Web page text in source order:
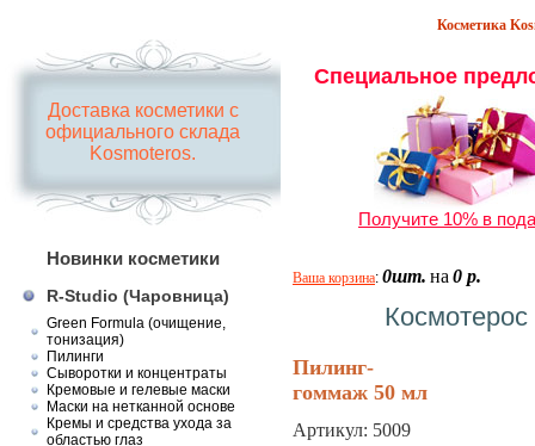
Косметика
Доставка косметики с
официального склада
Kosmoteros.
Новинки косметики
R-Studio (Чаровница)
Green Formula (очищение,
тонизация)
Пилинги
Сыворотки и концентраты
Кремовые и гелевые маски
Маски на нетканной основе
Кремы и средства ухода за
областью глаз
Специальное
Получите 10% в
Ваша корзина: 0шт. на 0 р.
Пилинг-
гоммаж 50 мл
Артикул: 5009